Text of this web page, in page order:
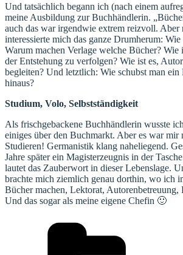
Und tatsächlich begann ich (nach einem
meine Ausbildung zur Buchhändlerin.
auch das war irgendwie extrem reizvoll. Aber
interessierte mich das ganze Drumherum:
Warum machen Verlage welche Bücher? Wie
der Entstehung zu verfolgen? Wie ist es,
begleiten? Und letztlich: Wie schubst man
hinaus?
Studium, Volo, Selbstständigkeit
Als frischgebackene Buchhändlerin wusste
einiges über den Buchmarkt. Aber es war mir
Studieren! Germanistik klang naheliegend.
Jahre später ein Magisterzeugnis in der
lautet das Zauberwort in dieser Lebenslage.
brachte mich ziemlich genau dorthin, wo ich
Bücher machen, Lektorat, Autorenbetreuung,
Und das sogar als meine eigene Chefin 🙂